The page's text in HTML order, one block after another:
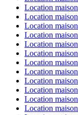
Location maison
Location maison
Location maison
Location maison
Location maison
Location maison
Location maison
Location maison
Location maison
Location maison
Location maison
Location maison